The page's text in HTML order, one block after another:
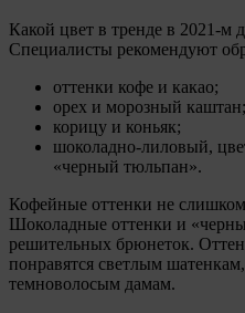
Какой цвет в тренде в 2021-м
Специалисты рекомендуют
оттенки кофе и какао;
орех и морозный каштан;
корицу и коньяк;
шоколадно-лиловый,
«черный тюльпан».
Кофейные оттенки не
Шоколадные оттенки и
решительных брюнеток.
понравятся светлым
темноволосым дамам.